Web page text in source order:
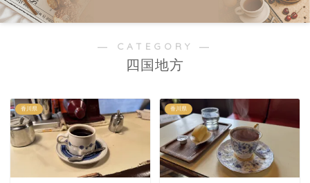
― CATEGORY ―
四国地方
香川県 香川県